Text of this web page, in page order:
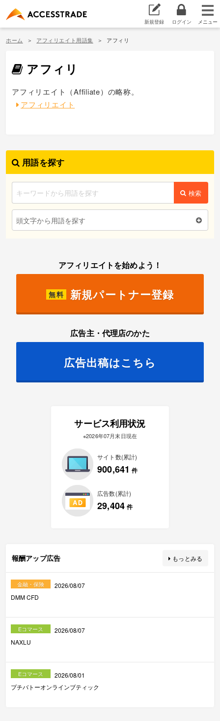
新規登録 ログイン
ホーム アフィリエイト用語集 アフィリ
アフィリ
アフィリエイト（Affiliate）の略称。
アフィリエイト
用語を探す
検索
頭文字から用語を探す
アフィリエイトを始めよう！
無料 新規パートナー登録
広告主・代理店のかた
広告出稿はこちら
サービス利用状況
※2026年07月末日現在
サイト数(累計)
900,641 件
広告数(累計)
29,404 件
報酬アップ広告 もっとみる
金融・保険
2026/08/07
DMM CFD
Eコマース
2026/08/07
NAXLU
Eコマース
2026/08/01
プチバトーオンラインブティック